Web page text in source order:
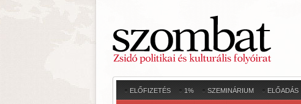
ELŐFIZETÉS 1% SZEMINÁRIUM ELŐADÁS